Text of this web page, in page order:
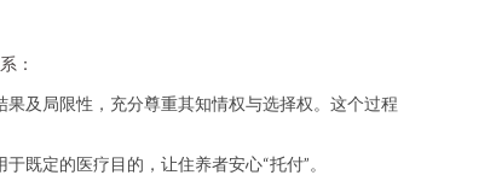
：
及局限性，充分尊重其知情权与选择权。这个过程
既定的医疗目的，让住养者安心“托付”。